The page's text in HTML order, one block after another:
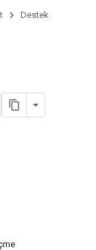
Destek